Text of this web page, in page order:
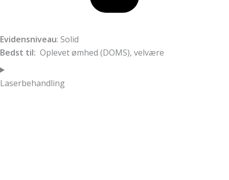
Evidensniveau: Solid
Bedst til: Oplevet ømhed (DOMS), velvære
Laserbehandling